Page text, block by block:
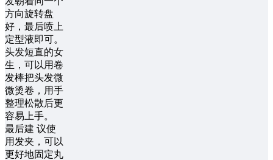
方向旋转盘
好，最后喷上
定型液即可。
头发短直的女
生，可以用卷
发棒把头发微
微烫卷，用手
整理松散后更
容易上手。
最后建 议使
用发夹，可以
更好地固定丸